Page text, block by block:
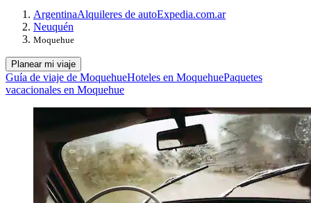
ArgentinaAlquileres de autoExpedia.com.ar
Neuquén
Moquehue
Planear mi viaje
Guía de viaje de MoquehueHoteles en MoquehuePaquetes
vacacionales en Moquehue